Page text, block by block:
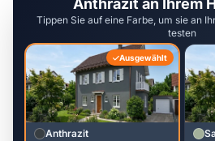
Anthrazit an Ihrem
Tippen Sie auf eine Farbe, um sie an
testen
Ausgewählt
Anthrazit